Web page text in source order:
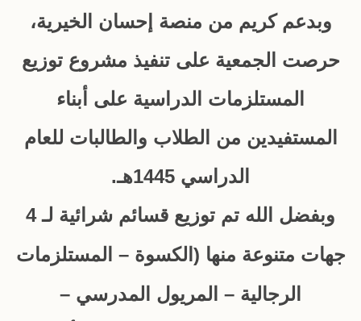
وبدعم كريم من منصة إحسان الخيرية،
حرصت الجمعية على تنفيذ مشروع توزيع
المستلزمات الدراسية على أبناء
المستفيدين من الطلاب والطالبات للعام
الدراسي 1445هـ.
وبفضل الله تم توزيع قسائم شرائية لـ 4
جهات متنوعة منها (الكسوة – المستلزمات
الرجالية – المريول المدرسي –